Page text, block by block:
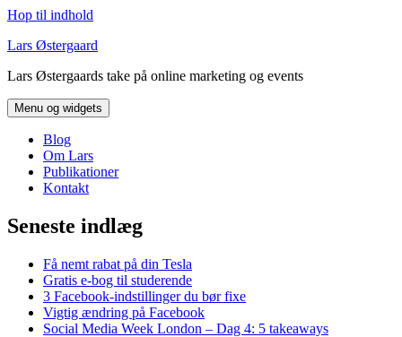
Hop til indhold
Lars Østergaard
Lars Østergaards take på online marketing og events
Menu og widgets
Blog
Om Lars
Publikationer
Kontakt
Seneste indlæg
Få nemt rabat på din Tesla
Gratis e-bog til studerende
3 Facebook-indstillinger du bør fixe
Vigtig ændring på Facebook
Social Media Week London – Dag 4: 5 takeaways